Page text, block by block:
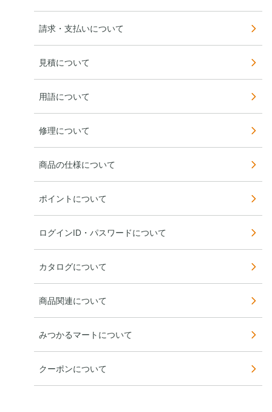
請求・支払いについて
見積について
用語について
修理について
商品の仕様について
ポイントについて
ログインID・パスワードについて
カタログについて
商品関連について
みつかるマートについて
クーポンについて